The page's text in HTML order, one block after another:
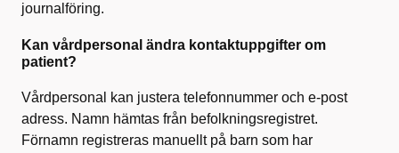
journalföring.
Kan vårdpersonal ändra kontaktuppgifter om
patient?
Vårdpersonal kan justera telefonnummer och e-post
adress. Namn hämtas från befolkningsregistret.
Förnamn registreras manuellt på barn som har